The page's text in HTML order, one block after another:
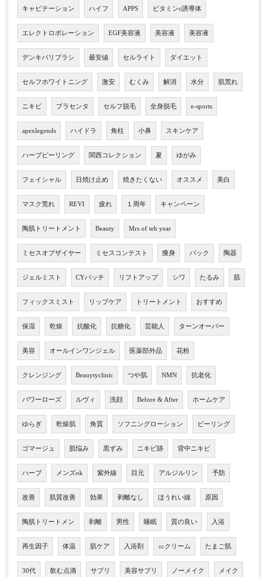
キャビテーション ハイフ APPS ビタミンc誘導体
エレクトロポレーション EGF美容液 美容液 美容液
デンキバリブラシ 最安値 セルライト ダイエット
セルフホワイトニング 激安 むくみ 解消 水分 肌荒れ
ニキビ プラセンタ セルフ脱毛 全身脱毛 e-sports
apexlegends ハイドラ 角柱 小鼻 スキンケア
ハーブピーリング 関西コレクション 夏 ゆがみ
フェイシャル 日焼け止め 焼きたくない オススメ 美白
マスク荒れ REVI 疲れ １周年 キャンペーン
陶肌トリートメント Beauty Mrs of teh year
ミセスオブザイヤー ミセスコンテスト 痩身 パック 陶器
ジェルミスト CYパッチ リフトアップ シワ たるみ 肌
フィックスミスト リップケア トリートメント おすすめ
保湿 乾燥 抗酸化 抗糖化 芸能人 ターンオーバー
美容 オールインワンジェル 医薬部外品 花粉
クレンジング Beauytyclinic つや肌 NMN 抗老化
パワーローズ ルヴィ 洗顔 Before & After ホームケア
ゆらぎ 乾燥肌 角質 ソフニングローション ピーリング
ゴマージュ 肌悩み 黒ずみ ニキビ跡 背中ニキビ
ハーブ メンズok 紫外線 目元 アルジルリン 予防
改善 肌質改善 効果 剥離なし ほうれい線 原因
陶肌トリートメン 剥離 男性 睡眠 質の良い 入浴
再生因子 体温 肌ケア 入浴剤 ㏄クリーム たまご肌
30代 飲む点滴 サプリ 美容サプリ ノーメイク メイク